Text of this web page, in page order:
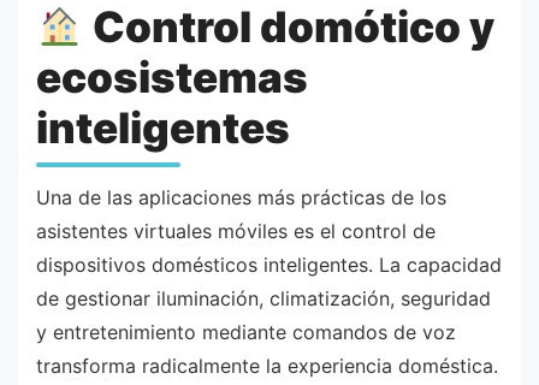
Control domótico y
ecosistemas
inteligentes
Una de las aplicaciones más prácticas de los
asistentes virtuales móviles es el control de
dispositivos domésticos inteligentes. La capacidad
de gestionar iluminación, climatización, seguridad
y entretenimiento mediante comandos de voz
transforma radicalmente la experiencia doméstica.